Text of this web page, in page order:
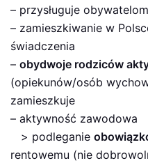
– przysługuje
– zamieszkiwanie w
świadczenia
– obydwoje rodziców
(opiekunów/osób
zamieszkuje
– aktywność zawodowa
> podleganie
rentowemu (nie